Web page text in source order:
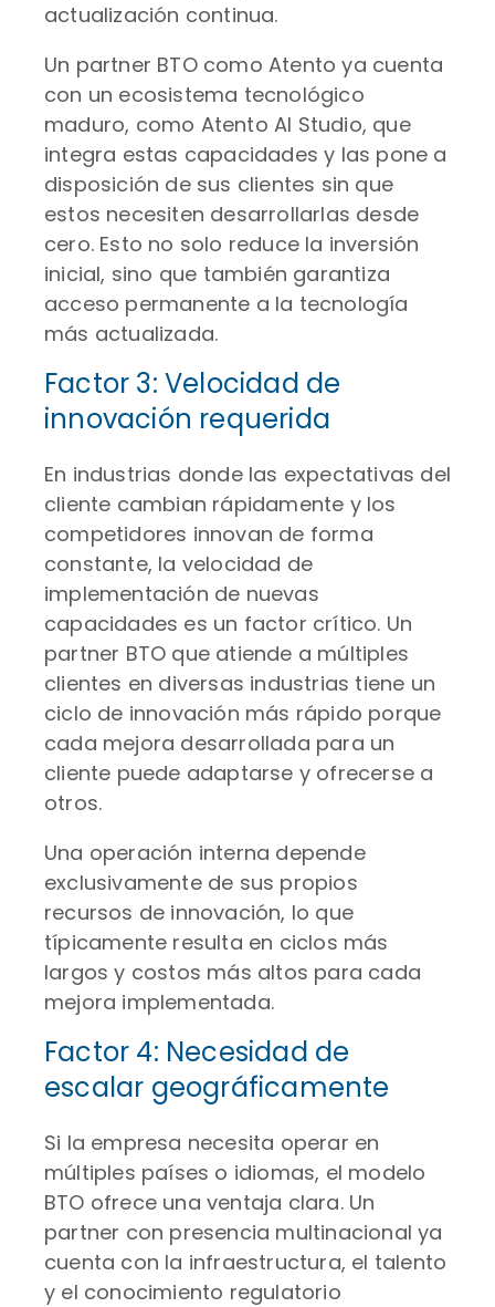
actualización continua.
Un partner BTO como Atento ya cuenta
con un ecosistema tecnológico
maduro, como Atento AI Studio, que
integra estas capacidades y las pone a
disposición de sus clientes sin que
estos necesiten desarrollarlas desde
cero. Esto no solo reduce la inversión
inicial, sino que también garantiza
acceso permanente a la tecnología
más actualizada.
Factor 3: Velocidad de
innovación requerida
En industrias donde las expectativas del
cliente cambian rápidamente y los
competidores innovan de forma
constante, la velocidad de
implementación de nuevas
capacidades es un factor crítico. Un
partner BTO que atiende a múltiples
clientes en diversas industrias tiene un
ciclo de innovación más rápido porque
cada mejora desarrollada para un
cliente puede adaptarse y ofrecerse a
otros.
Una operación interna depende
exclusivamente de sus propios
recursos de innovación, lo que
típicamente resulta en ciclos más
largos y costos más altos para cada
mejora implementada.
Factor 4: Necesidad de
escalar geográficamente
Si la empresa necesita operar en
múltiples países o idiomas, el modelo
BTO ofrece una ventaja clara. Un
partner con presencia multinacional ya
cuenta con la infraestructura, el talento
y el conocimiento regulatorio